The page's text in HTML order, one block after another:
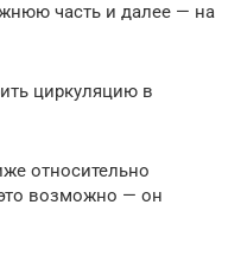
часть и далее — на
циркуляцию в
относительно
возможно — он